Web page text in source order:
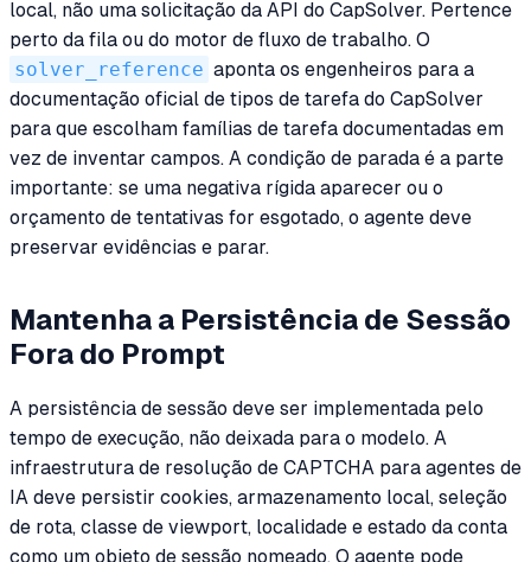
local, não uma solicitação da API do CapSolver. Pertence
perto da fila ou do motor de fluxo de trabalho. O
solver_reference aponta os engenheiros para a
documentação oficial de tipos de tarefa do CapSolver
para que escolham famílias de tarefa documentadas em
vez de inventar campos. A condição de parada é a parte
importante: se uma negativa rígida aparecer ou o
orçamento de tentativas for esgotado, o agente deve
preservar evidências e parar.
Mantenha a Persistência de Sessão
Fora do Prompt
A persistência de sessão deve ser implementada pelo
tempo de execução, não deixada para o modelo. A
infraestrutura de resolução de CAPTCHA para agentes de
IA deve persistir cookies, armazenamento local, seleção
de rota, classe de viewport, localidade e estado da conta
como um objeto de sessão nomeado. O agente pode